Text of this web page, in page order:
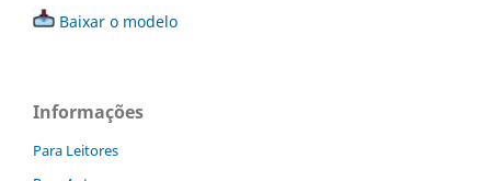
Baixar o modelo
Informações
Para Leitores